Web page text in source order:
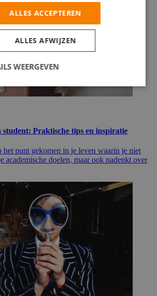
Praktische tips en inspiratie
het punt gekomen in je leven waarin je niet
academische doelen, maar ook nadenkt over
ALLES ACCEPTEREN
ALLES AFWIJZEN
WEERGEVEN